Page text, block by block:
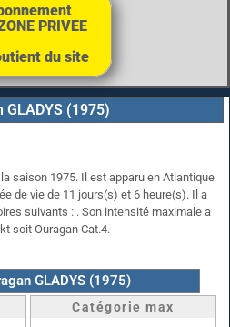
PRIVEE
du site
GLADYS (1975)
saison 1975. Il est apparu en Atlantique
de vie de 11 jours(s) et 6 heure(s). Il a
suivants : . Son intensité maximale a
soit Ouragan Cat.4.
GLADYS (1975)
Catégorie max